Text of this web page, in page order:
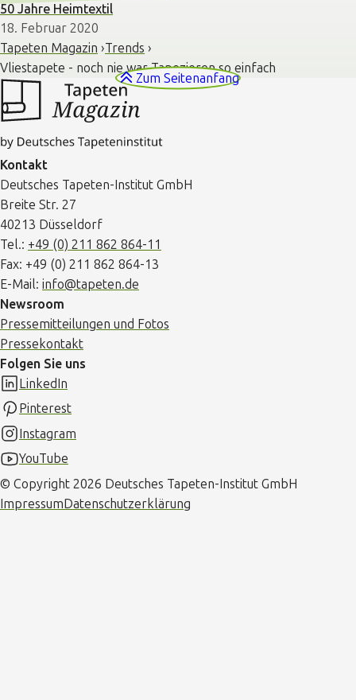
50 Jahre Heimtextil
18. Februar 2020
Tapeten Magazin Trends
Vliestapete - noch nie war Tapezieren so einfach
Zum Seitenanfang
Kontakt
Deutsches Tapeten-Institut GmbH
Breite Str. 27
40213 Düsseldorf
Tel.: +49 (0) 211 862 864-11
Fax: +49 (0) 211 862 864-13
E-Mail: info@tapeten.de
Newsroom
Pressemitteilungen und Fotos
Pressekontakt
Folgen Sie uns
LinkedIn
Pinterest
Instagram
YouTube
© Copyright 2026 Deutsches Tapeten-Institut GmbH
ImpressumDatenschutzerklärung